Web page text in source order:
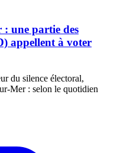
une partie des
appellent à voter
du silence électoral,
Mer : selon le quotidien